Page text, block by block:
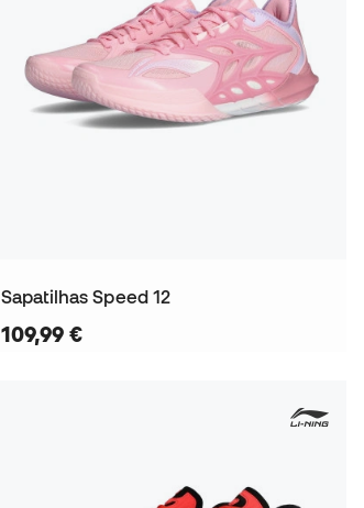
Sapatilhas Speed 12
109,99 €